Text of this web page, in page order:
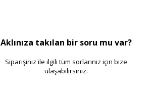
Aklınıza takılan bir soru mu var?
Siparişiniz ile ilgili tüm sorlarınız için bize
ulaşabilirsiniz.